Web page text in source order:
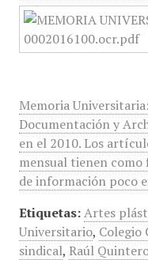
Memoria
Documentación y
en el 2010. Los
mensual tienen
de información poco
Etiquetas: Artes
Universitario, Colegio
sindical, Raúl